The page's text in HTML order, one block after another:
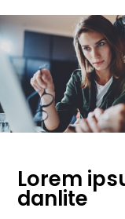
Lorem
danlite